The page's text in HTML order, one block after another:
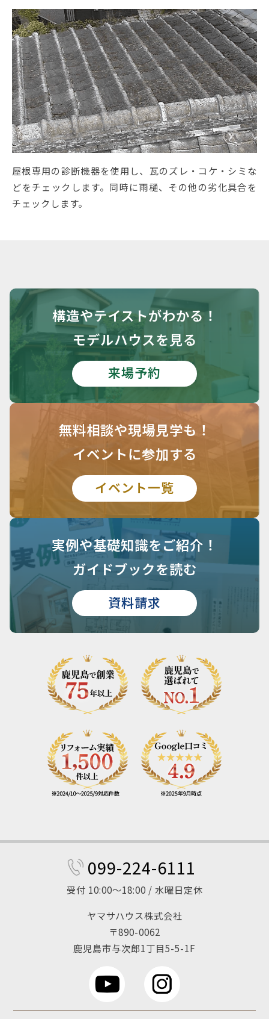
屋根専用の診断機器を使用し、瓦のズレ・コケ・シミな
どをチェックします。同時に雨樋、その他の劣化具合を
チェックします。
構造やテイストがわかる！
モデルハウスを見る
来場予約
無料相談や現場見学も！
イベントに参加する
イベント一覧
実例や基礎知識をご紹介！
ガイドブックを読む
資料請求
099-224-6111
受付 10:00～18:00 / 水曜日定休
ヤマサハウス株式会社
〒890-0062
鹿児島市与次郎1丁目5-5-1F